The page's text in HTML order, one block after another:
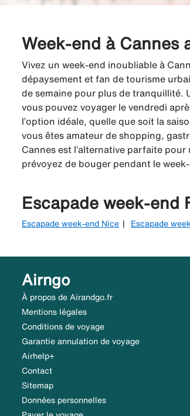
Week-end à Cannes
Vivez un week-end inoubliable à
dépaysement et fan de tourisme
de semaine pour plus de tranquillité.
vous pouvez voyager le vendredi
l’option idéale, quelle que soit la
vous êtes amateur de shopping,
Cannes est l’alternative parfaite
prévoyez de bouger pendant le
Escapade week-end
Escapade week-end Nice Escapade
Airngo
À propos de Airandgo.fr
Mentions légales
Conditions de voyage
Garantie annulation de voyage
Airhelp+
Contact
Sitemap
Données personnelles